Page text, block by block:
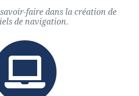
faire dans la création de
de navigation.